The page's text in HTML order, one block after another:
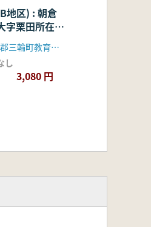
地区) : 朝倉
字栗田所在遺
福岡県朝倉郡三輪町教育委員会
し
3,080 円